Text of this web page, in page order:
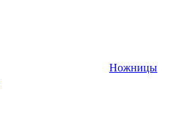
Ножницы